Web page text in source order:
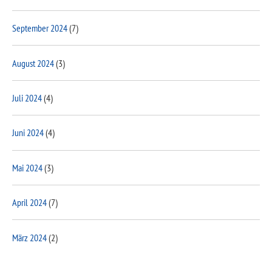
September 2024(7)
August 2024(3)
Juli 2024(4)
Juni 2024(4)
Mai 2024(3)
April 2024(7)
März 2024(2)